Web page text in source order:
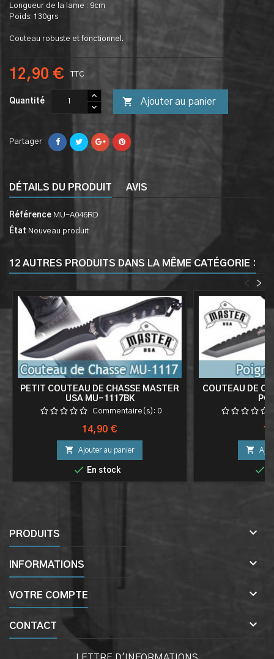
Longueur de la lame : 9cm
Poids: 130grs
Couteau robuste et fonctionnel.
12,90 € TTC
Quantité  Ajouter au panier
Partager
DÉTAILS DU PRODUIT AVIS
Référence MU-A046RD
État Nouveau produit
12 AUTRES PRODUITS DANS LA MÊME CATÉGORIE :
>
<
PETIT COUTEAU DE CHASSE MASTER
USA MU-1117BK
Commentaire(s): 0
Prix
14,90 €
 Ajouter au panier
 En stock
COUTEAU DE


PRODUITS 
INFORMATIONS 
VOTRE COMPTE 
CONTACT 